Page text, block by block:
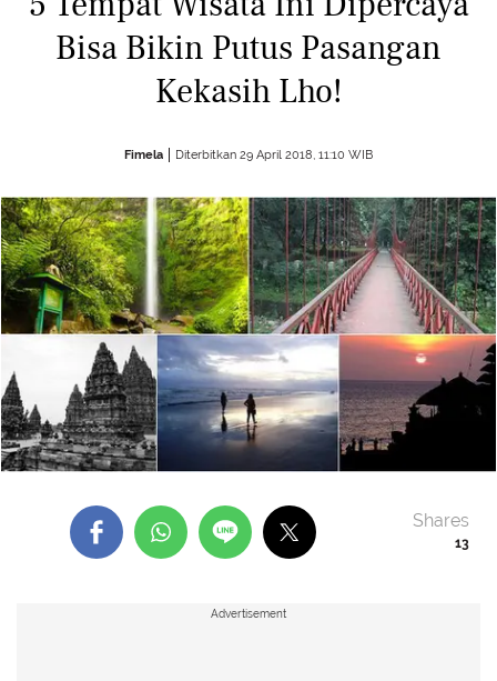
Bisa Bikin Putus Pasangan
Kekasih Lho!
Fimela Diterbitkan 29 April 2018, 11:10 WIB
13
Shares
Advertisement